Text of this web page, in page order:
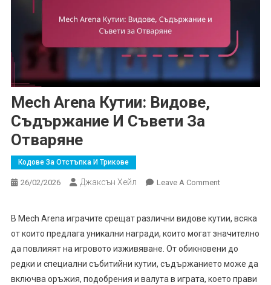
Mech Arena Кутии: Видове,
Съдържание И Съвети За
Отваряне
Кодове За Отстъпка И Трикове
26/02/2026 Джаксън Хейл Leave A CommentOn
Кутии:
Видове,
Съдържание
И
Съвети
В Mech Arena играчите срещат различни видове кутии, всяка
от които предлага уникални награди, които могат значително
да повлияят на игровото изживяване. От обикновени до
редки и специални събитийни кутии, съдържанието може да
включва оръжия, подобрения и валута в играта, което прави